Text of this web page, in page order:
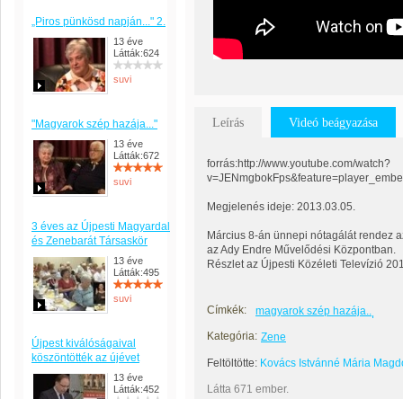
„Piros pünkösd napján..." 2.
13 éve
Látták:624
suvi
"Magyarok szép hazája..."
13 éve
Látták:672
suvi
3 éves az Újpesti Magyardal
és Zenebarát Társaskör
13 éve
Látták:495
suvi
Újpest kiválóságaival
köszöntötték az újévet
13 éve
Látták:452
Leírás Videó beágyazása
forrás:http://www.youtube.com/watch?
Megjelenés ideje: 2013.03.05.
Március 8-án ünnepi nótagálát rendez
az Ady Endre Művelődési Központban.
Részlet az Újpesti Közéleti Televízió
Címkék:
magyarok szép hazája..
Kategória: Zene
Feltöltötte: Kovács Istvánné Mária
Látta 671 ember.